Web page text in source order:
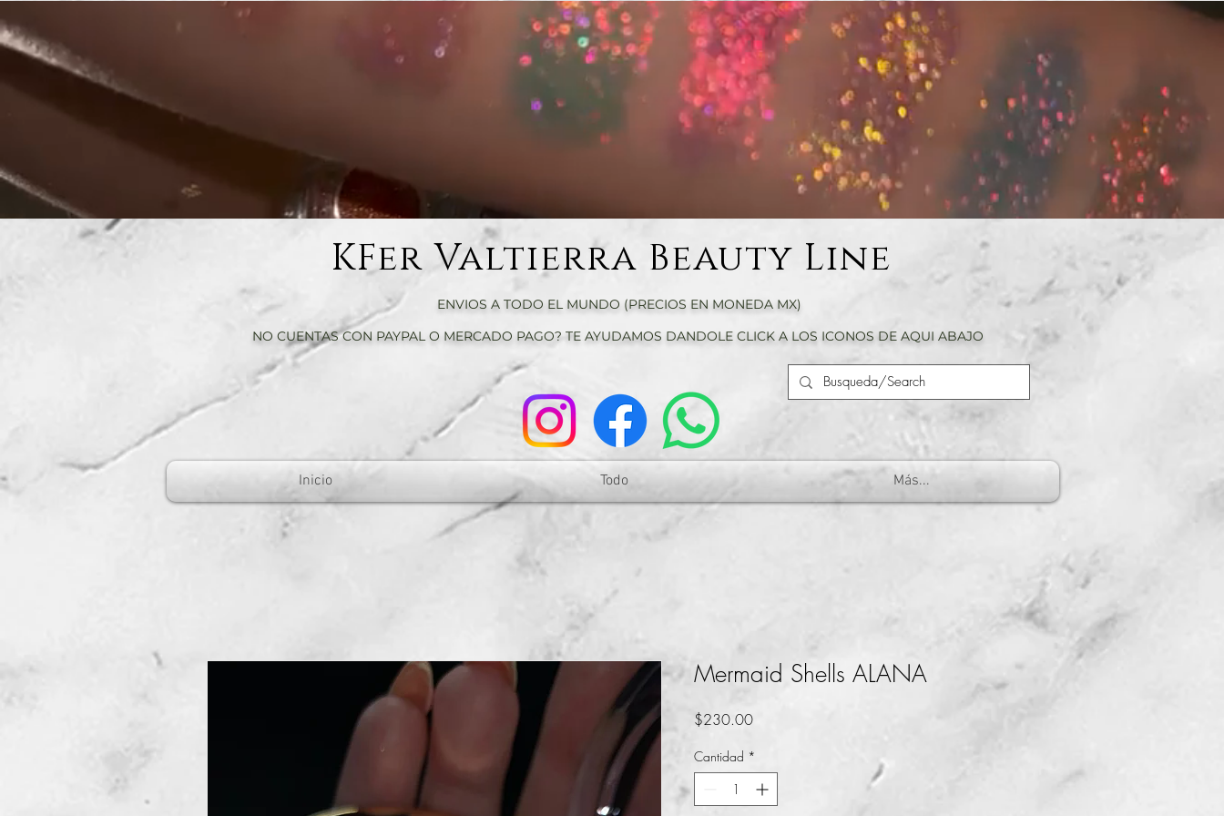
KFer Valtierra Beauty Line
ENVIOS A TODO EL MUNDO (PRECIOS EN MONEDA MX)
NO CUENTAS CON PAYPAL O MERCADO PAGO? TE AYUDAMOS DANDOLE CLICK A LOS ICONOS DE AQUI ABAJO
Inicio Todo Más...
Mermaid Shells ALANA
$230.00Precio
Cantidad *